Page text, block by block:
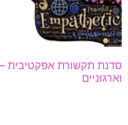
סדנת תקשורת אפקטיבית –
וארגוניים